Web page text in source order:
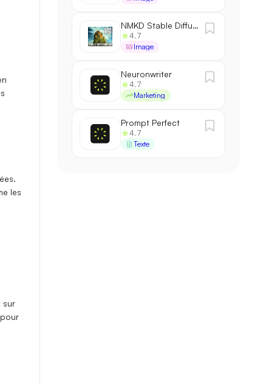
.
les
sur
pour
NMKD Stable Diffusion
4.7
Image
Neuronwriter
4.7
Marketing
Prompt Perfect
4.7
Texte